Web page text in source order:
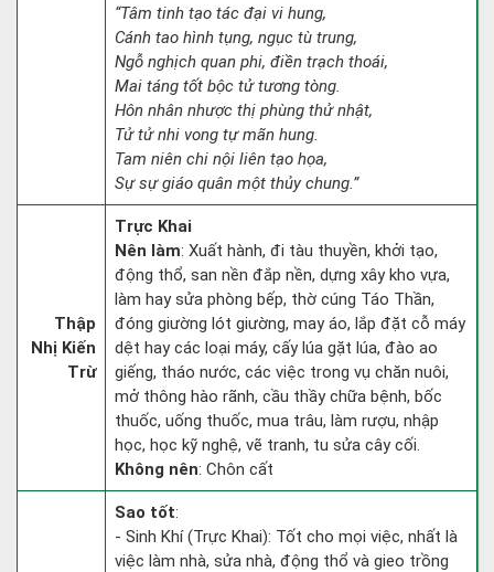
“Tâm tinh tạo tác đại vi hung,
Cánh tao hình tụng, ngục tù trung,
Ngỗ nghịch quan phi, điền trạch thoái,
Mai táng tốt bộc tử tương tòng.
Hôn nhân nhược thị phùng thử nhật,
Tử tử nhi vong tự mãn hung.
Tam niên chi nội liên tạo họa,
Sự sự giáo quân một thủy chung.”
Thập
Nhị Kiến
Trừ
Trực Khai
Nên làm: Xuất hành, đi tàu thuyền, khởi tạo,
động thổ, san nền đắp nền, dựng xây kho vựa,
làm hay sửa phòng bếp, thờ cúng Táo Thần,
đóng giường lót giường, may áo, lắp đặt cỗ máy
dệt hay các loại máy, cấy lúa gặt lúa, đào ao
giếng, tháo nước, các việc trong vụ chăn nuôi,
mở thông hào rãnh, cầu thầy chữa bệnh, bốc
thuốc, uống thuốc, mua trâu, làm rượu, nhập
học, học kỹ nghệ, vẽ tranh, tu sửa cây cối.
Không nên: Chôn cất
Sao tốt:
- Sinh Khí (Trực Khai): Tốt cho mọi việc, nhất là
việc làm nhà, sửa nhà, động thổ và gieo trồng